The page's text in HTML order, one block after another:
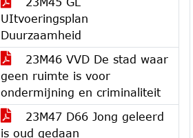
UItvoeringsplan
Duurzaamheid
23M46 VVD De stad waar
geen ruimte is voor
ondermijning en criminaliteit
23M47 D66 Jong geleerd
is oud gedaan